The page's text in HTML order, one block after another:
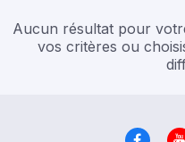
Aucun résultat pour
vos critères ou